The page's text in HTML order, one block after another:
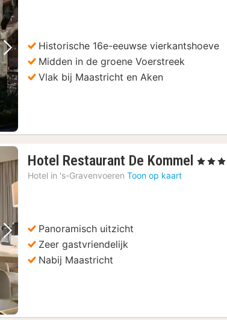
Volgende foto
Historische 16e-eeuwse vierkantshoeve
Midden in de groene Voerstreek
Vlak bij Maastricht en Aken
Volgende foto
Hotel Restaurant De Kommel 2
, 3 Sterren
Hotel in 's-Gravenvoeren Toon op kaart
Panoramisch uitzicht
Zeer gastvriendelijk
Nabij Maastricht